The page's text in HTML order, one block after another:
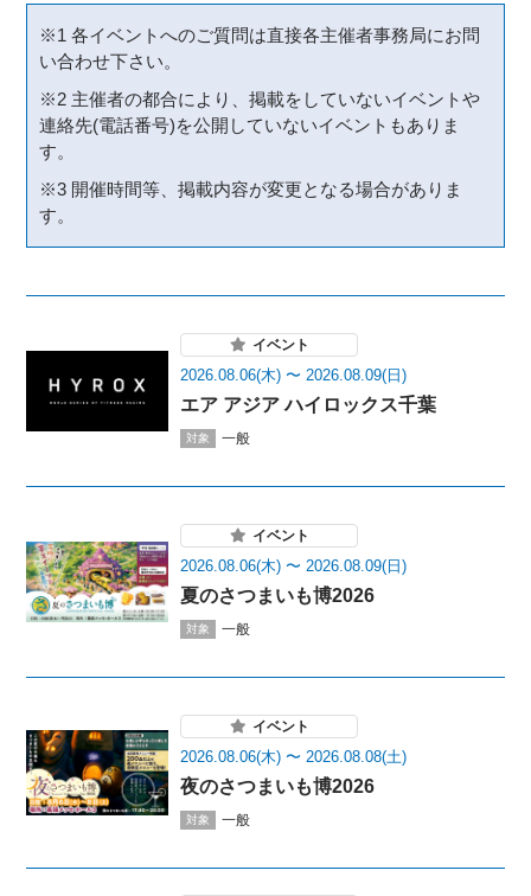
※1 各イベントへのご質問は直接各主催者事務局にお問
い合わせ下さい。
※2 主催者の都合により、掲載をしていないイベントや
連絡先(電話番号)を公開していないイベントもありま
す。
※3 開催時間等、掲載内容が変更となる場合がありま
す。
イベント
2026.08.06(木) 〜 2026.08.09(日)
エア アジア ハイロックス千葉
対象 一般
イベント
2026.08.06(木) 〜 2026.08.09(日)
夏のさつまいも博2026
対象 一般
イベント
2026.08.06(木) 〜 2026.08.08(土)
夜のさつまいも博2026
対象 一般